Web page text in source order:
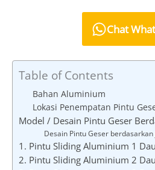
Chat
Table of Contents
Bahan Aluminium
Lokasi Penempatan Pintu
Model / Desain Pintu Geser
Desain Pintu Geser
1. Pintu Sliding Aluminium 1
2. Pintu Sliding Aluminium 2